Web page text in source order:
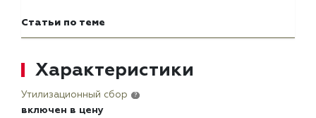
Статьи по теме
Характеристики
Утилизационный сбор ?
включен в цену